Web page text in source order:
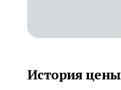
История цены